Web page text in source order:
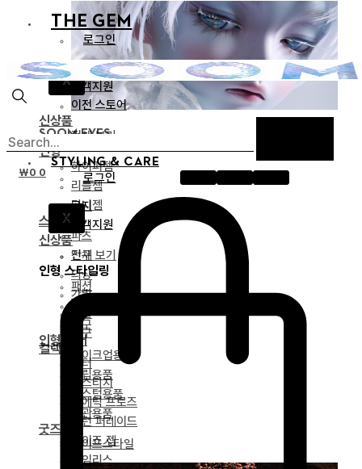
SOOM EYES
STYLING & CARE
로그인
X
공지
고객지원
신상품
전체 보기
인형 스타일링
패션
가발
안구
인형 케어
메이크업용품
조립용품
커스텀용품
보관용품
굿즈
라이프스타일
THE GEM
로그인
X
공지
고객지원
이전 스토어
신상품
전체 보기
인형
하이퍼젬
리틀젬
티니젬
스타일링
파츠
안구
의상
가발
신발
도구
컬렉션
얼터
베스티지
포에틱 프로즈
녹턴 퍼레이드
마이즈 젬
타임리스
₩0 0